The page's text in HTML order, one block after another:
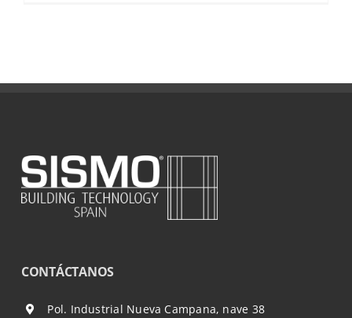
CONTÁCTANOS
Pol. Industrial Nueva Campana, nave 38